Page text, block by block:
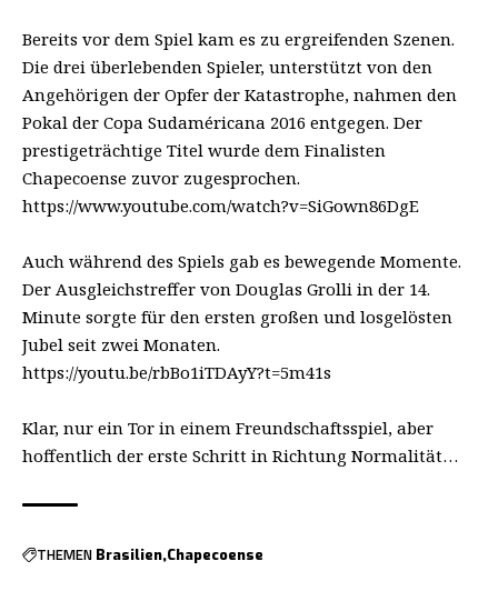
Bereits vor dem Spiel kam es zu ergreifenden Szenen.
Die drei überlebenden Spieler, unterstützt von den
Angehörigen der Opfer der Katastrophe, nahmen den
Pokal der Copa Sudaméricana 2016 entgegen. Der
prestigeträchtige Titel wurde dem Finalisten
Chapecoense zuvor zugesprochen.
https://www.youtube.com/watch?v=SiGown86DgE
Auch während des Spiels gab es bewegende Momente.
Der Ausgleichstreffer von Douglas Grolli in der 14.
Minute sorgte für den ersten großen und losgelösten
Jubel seit zwei Monaten.
https://youtu.be/rbBo1iTDAyY?t=5m41s
Klar, nur ein Tor in einem Freundschaftsspiel, aber
hoffentlich der erste Schritt in Richtung Normalität…
THEMEN Brasilien Chapecoense